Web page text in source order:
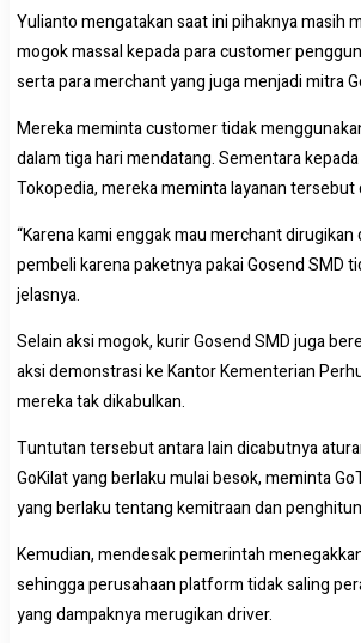
Yulianto mengatakan saat ini pihaknya masih
mogok massal kepada para customer
serta para merchant yang juga menjadi mitra
Mereka meminta customer tidak
dalam tiga hari mendatang. Sementara
Tokopedia, mereka meminta layanan
“Karena kami enggak mau merchant dirugikan
pembeli karena paketnya pakai Gosend SMD
jelasnya.
Selain aksi mogok, kurir Gosend SMD juga
aksi demonstrasi ke Kantor Kementerian
mereka tak dikabulkan.
Tuntutan tersebut antara lain dicabutnya
GoKilat yang berlaku mulai besok, meminta
yang berlaku tentang kemitraan dan
Kemudian, mendesak pemerintah
sehingga perusahaan platform tidak saling
yang dampaknya merugikan driver.